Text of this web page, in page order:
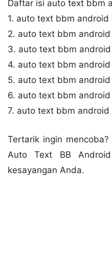
Daftar isi auto text bbm
1. auto text bbm android
2. auto text bbm android
3. auto text bbm
4. auto text bbm android
5. auto text bbm android
6. auto text bbm
7. auto text bbm android
Tertarik ingin
Auto Text BB
kesayangan Anda.